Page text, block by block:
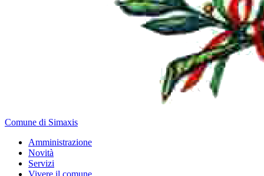
Comune di Simaxis
Amministrazione
Novità
Servizi
Vivere il comune